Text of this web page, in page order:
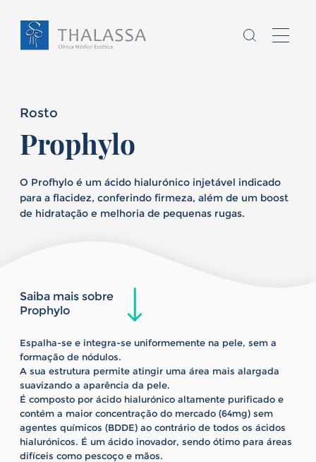
Chamo-me
, sou
Rosto
Prophylo
O Profhylo é um ácido hialurónico injetável indicado
para a flacidez, conferindo firmeza, além de um boost
de hidratação e melhoria de pequenas rugas.
Saiba mais sobre
Prophylo
Espalha-se e integra-se uniformemente na pele, sem a
formação de nódulos.
A sua estrutura permite atingir uma área mais alargada
suavizando a aparência da pele.
É composto por ácido hialurónico altamente purificado e
contém a maior concentração do mercado (64mg) sem
agentes químicos (BDDE) ao contrário de todos os ácidos
hialurónicos. É um ácido inovador, sendo ótimo para áreas
difíceis como pescoço e mãos.